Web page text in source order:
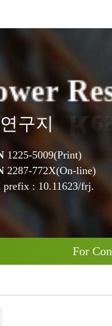
wer Re
구지
1225-5009(Print)
2287-772X(On-line)
prefix : 10.11623/frj.
For